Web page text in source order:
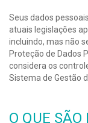
Seus dados
atuais legislações
incluindo, mas não
Proteção de Dados
considera os
Sistema de Gestão
O QUE SÃO